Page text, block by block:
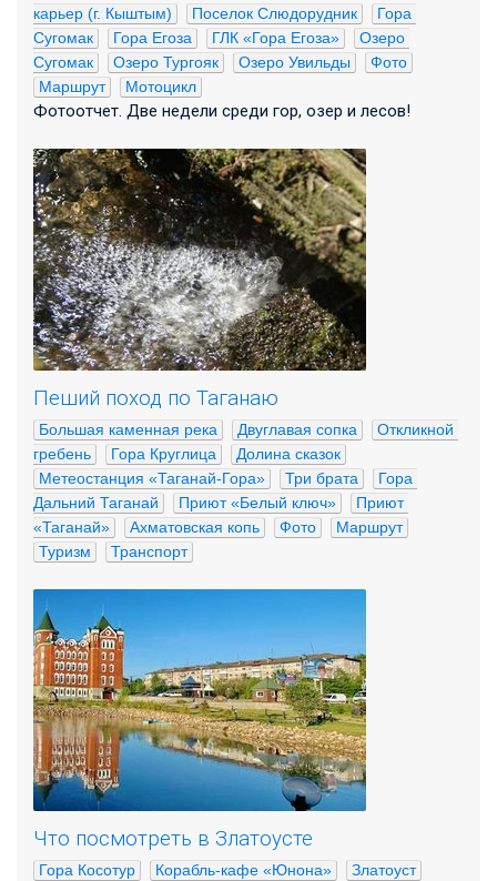
карьер (г. Кыштым)
Поселок Слюдорудник
Гора
Сугомак
Гора Егоза ГЛК «Гора Егоза»
Озеро
Сугомак
Озеро Тургояк Озеро Увильды
Фото
Маршрут
Мотоцикл
Фотоотчет. Две недели среди гор, озер и лесов!
Пеший поход по Таганаю
Большая каменная река Двуглавая сопка
Откликной
гребень
Гора Круглица
Долина сказок
Метеостанция «Таганай-Гора»
Три брата
Гора
Дальний Таганай
Приют «Белый ключ»
Приют
«Таганай»
Ахматовская копь Фото
Маршрут
Туризм
Транспорт
Что посмотреть в Златоусте
Гора Косотур Корабль-кафе «Юнона»
Златоуст